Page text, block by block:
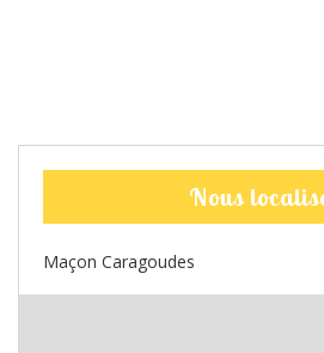
Nous
Maçon Caragoudes